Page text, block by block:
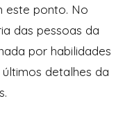
este ponto. No
das pessoas da
por habilidades
detalhes da